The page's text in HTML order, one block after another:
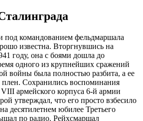
под командованием фельдмаршала
известна. Вторгнувшись на
году, она с боями дошла до
одного из крупнейших сражений
войны была полностью разбита, а ее
плен. Сохранились воспоминания
VIII армейского корпуса 6-й армии
утверждал, что его просто взбесило
десятилетнем юбилее Третьего
по радио. Рейхсмаршал